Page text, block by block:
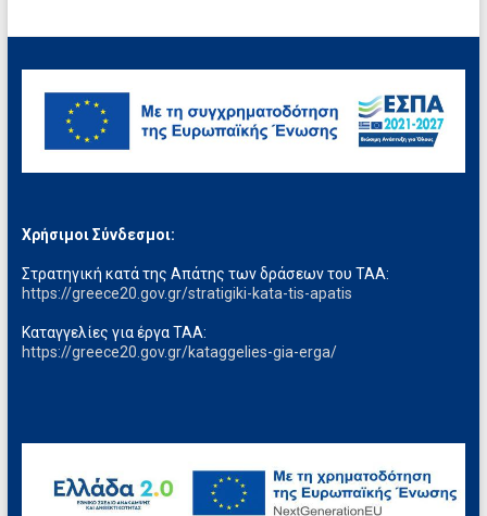
Χρήσιμοι Σύνδεσμοι:
Στρατηγική κατά της Απάτης των δράσεων του ΤΑΑ:
https://greece20.gov.gr/stratigiki-kata-tis-apatis
Καταγγελίες για έργα ΤΑΑ:
https://greece20.gov.gr/kataggelies-gia-erga/